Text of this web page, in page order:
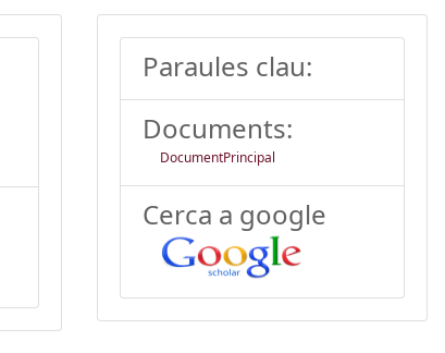
Paraules clau:
Documents:
DocumentPrincipal
Cerca a google